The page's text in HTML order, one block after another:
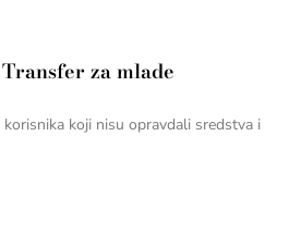
za mlade
korisnika koji nisu opravdali sredstva i